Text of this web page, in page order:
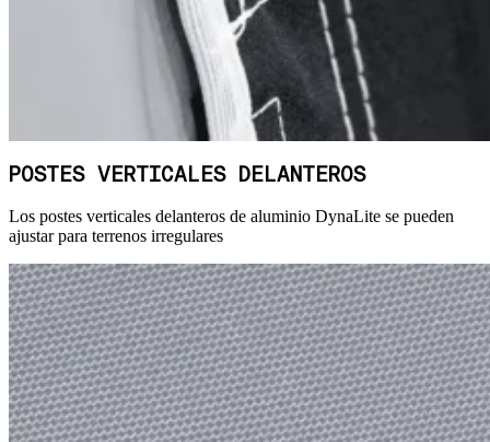
POSTES VERTICALES DELANTEROS
Los postes verticales delanteros de aluminio DynaLite se pueden
ajustar para terrenos irregulares